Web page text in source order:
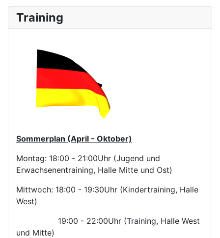
Training
Sommerplan (April - Oktober)
Montag: 18:00 - 21:00Uhr (Jugend und
Erwachsenentraining, Halle Mitte und Ost)
Mittwoch: 18:00 - 19:30Uhr (Kindertraining, Halle
West)
19:00 - 22:00Uhr (Training, Halle West
und Mitte)